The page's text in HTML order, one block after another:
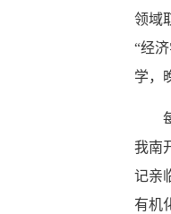
领域
“经
学，
每
我南
记亲
有机